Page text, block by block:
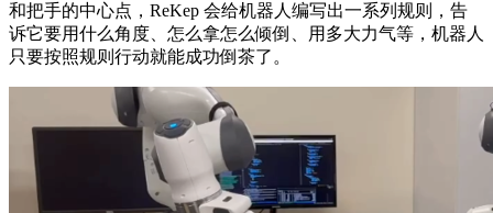
和把手的中心点，ReKep 会给机器人编写出一系列规则，告
诉它要用什么角度、怎么拿怎么倾倒、用多大力气等，机器人
只要按照规则行动就能成功倒茶了。